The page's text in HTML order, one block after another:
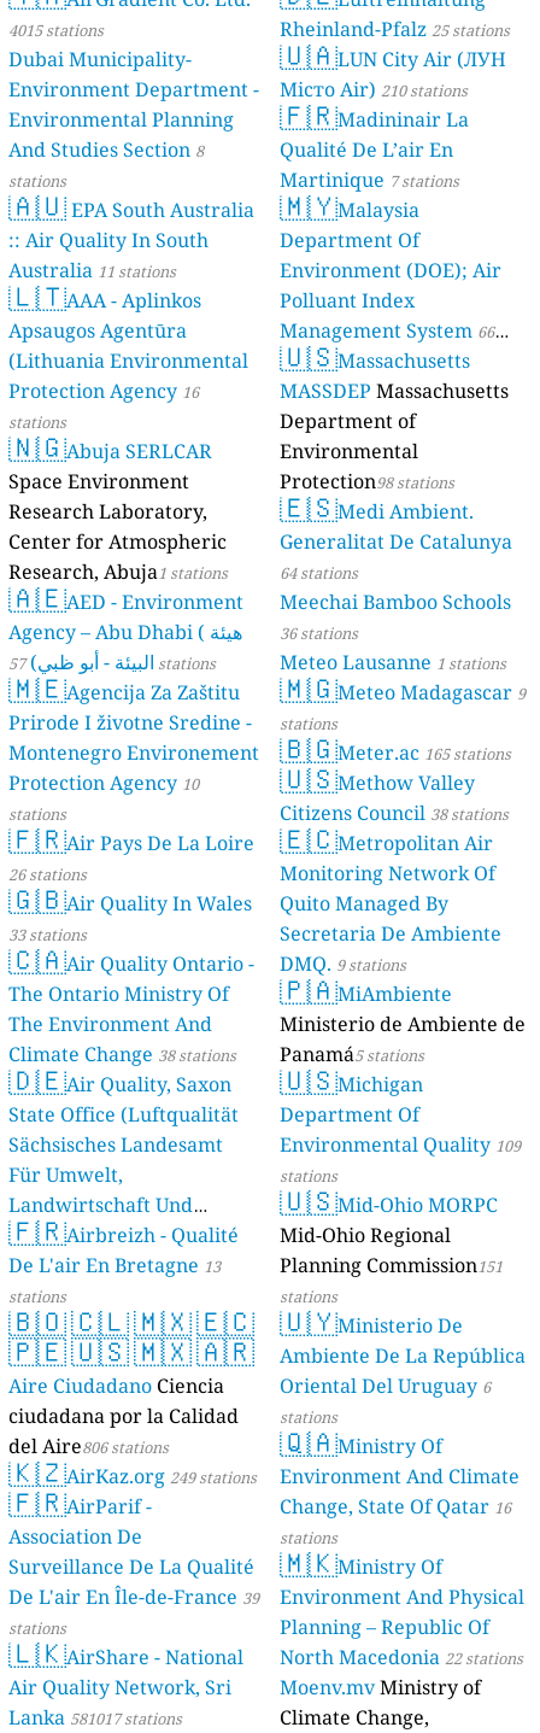
4015 stations
Dubai Municipality-
Environment Department -
Environmental Planning
And Studies Section 8
stations
🇦🇺EPA South Australia
:: Air Quality In South
Australia 11 stations
🇱🇹AAA - Aplinkos
Apsaugos Agentūra
(Lithuania Environmental
Protection Agency 16
stations
🇳🇬Abuja SERLCAR
Space Environment
Research Laboratory,
Center for Atmospheric
Research, Abuja1 stations
🇦🇪AED - Environment
Agency – Abu Dhabi ( هيئة
البيئة - أبو ظبي) 57 stations
🇲🇪Agencija Za Zaštitu
Prirode I životne Sredine -
Montenegro Environement
Protection Agency 10
stations
🇫🇷Air Pays De La Loire
26 stations
🇬🇧Air Quality In Wales
33 stations
🇨🇦Air Quality Ontario -
The Ontario Ministry Of
The Environment And
Climate Change 38 stations
🇩🇪Air Quality, Saxon
State Office (Luftqualität
Sächsisches Landesamt
Für Umwelt,
Landwirtschaft Und
Geologie) 50 stations
🇫🇷Airbreizh - Qualité
De L'air En Bretagne 13
stations
🇧🇴🇨🇱🇲🇽🇪🇨
🇵🇪🇺🇸🇲🇽🇦🇷
Aire Ciudadano Ciencia
ciudadana por la Calidad
del Aire806 stations
🇰🇿AirKaz.org 249 stations
🇫🇷AirParif -
Association De
Surveillance De La Qualité
De L'air En Île-de-France 39
stations
🇱🇰AirShare - National
Air Quality Network, Sri
Lanka 581017 stations
Rheinland-Pfalz 25 stations
🇺🇦LUN City Air (ЛУН
Місто Air) 210 stations
🇫🇷Madininair La
Qualité De L’air En
Martinique 7 stations
🇲🇾Malaysia
Department Of
Environment (DOE); Air
Polluant Index
Management System 66
stations
🇺🇸Massachusetts
MASSDEP Massachusetts
Department of
Environmental
Protection98 stations
🇪🇸Medi Ambient.
Generalitat De Catalunya
64 stations
Meechai Bamboo Schools
36 stations
Meteo Lausanne 1 stations
🇲🇬Meteo Madagascar 9
stations
🇧🇬Meter.ac 165 stations
🇺🇸Methow Valley
Citizens Council 38 stations
🇪🇨Metropolitan Air
Monitoring Network Of
Quito Managed By
Secretaria De Ambiente
DMQ. 9 stations
🇵🇦MiAmbiente
Ministerio de Ambiente de
Panamá5 stations
🇺🇸Michigan
Department Of
Environmental Quality 109
stations
🇺🇸Mid-Ohio MORPC
Mid-Ohio Regional
Planning Commission151
stations
🇺🇾Ministerio De
Ambiente De La República
Oriental Del Uruguay 6
stations
🇶🇦Ministry Of
Environment And Climate
Change, State Of Qatar 16
stations
🇲🇰Ministry Of
Environment And Physical
Planning – Republic Of
North Macedonia 22 stations
Moenv.mvMinistry of
Climate Change,